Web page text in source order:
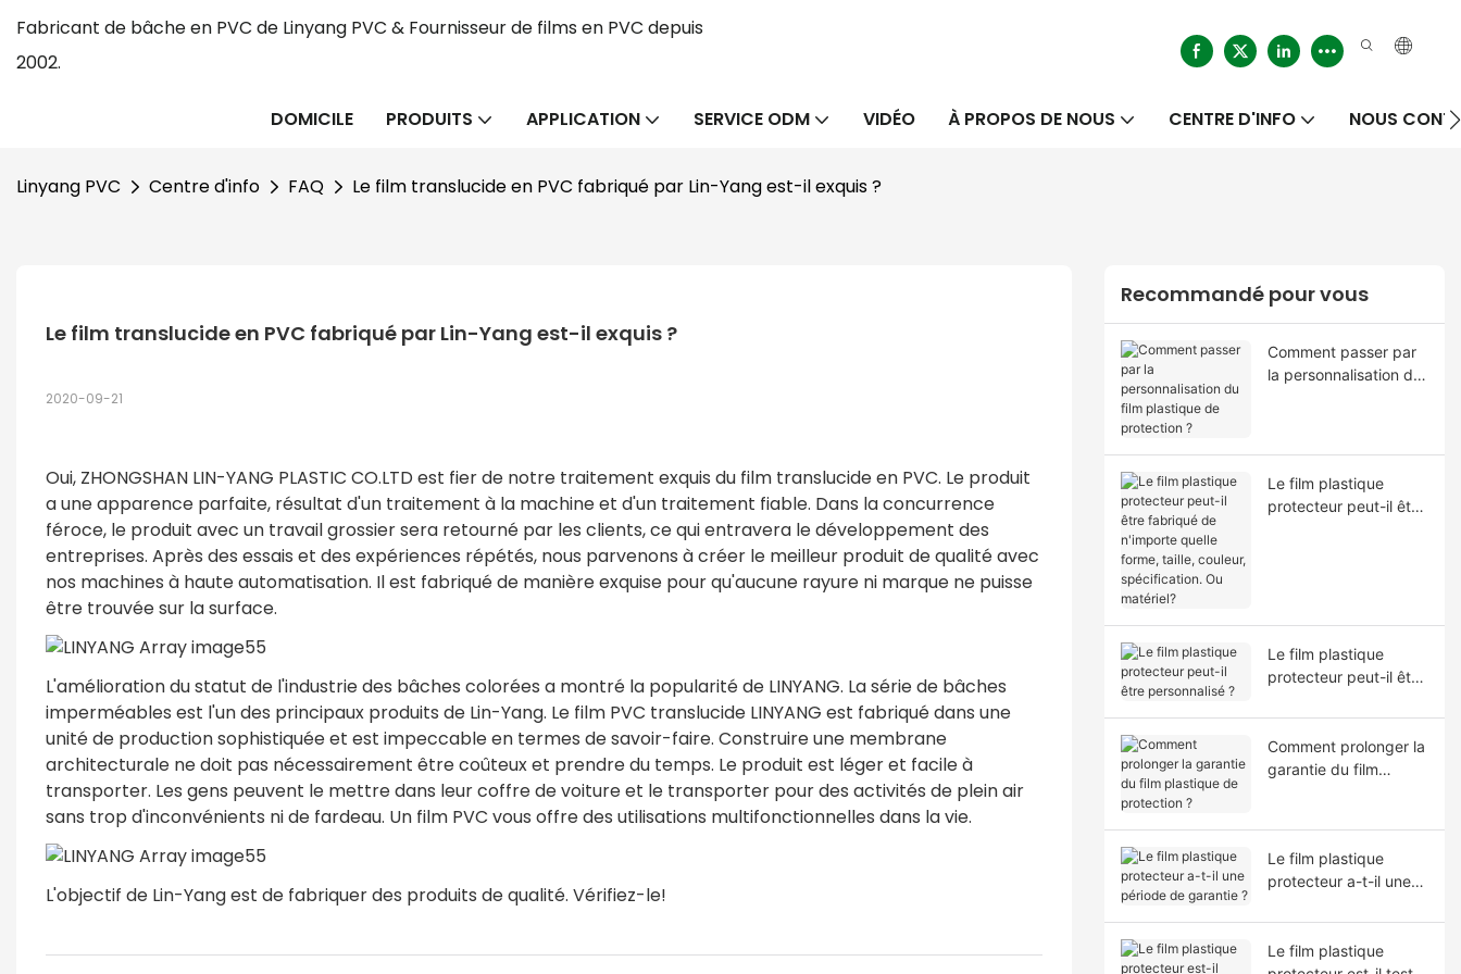
Fabricant de bâche en PVC de Linyang PVC & Fournisseur de films en PVC depuis
2002.
DOMICILE PRODUITS APPLICATION SERVICE ODM VIDÉO À PROPOS DE NOUS CENTRE D'INFO NOUS
Linyang PVC Centre d'info FAQ Le film translucide en PVC fabriqué par Lin-Yang est-il exquis ?
Le film translucide en PVC fabriqué par Lin-Yang est-il exquis ?
2020-09-21
Oui, ZHONGSHAN LIN-YANG PLASTIC CO.LTD est fier de notre traitement exquis du film translucide en PVC. Le produit
a une apparence parfaite, résultat d'un traitement à la machine et d'un traitement fiable. Dans la concurrence
féroce, le produit avec un travail grossier sera retourné par les clients, ce qui entravera le développement des
entreprises. Après des essais et des expériences répétés, nous parvenons à créer le meilleur produit de qualité avec
nos machines à haute automatisation. Il est fabriqué de manière exquise pour qu'aucune rayure ni marque ne puisse
être trouvée sur la surface.
L'amélioration du statut de l'industrie des bâches colorées a montré la popularité de LINYANG. La série de bâches
imperméables est l'un des principaux produits de Lin-Yang. Le film PVC translucide LINYANG est fabriqué dans une
unité de production sophistiquée et est impeccable en termes de savoir-faire. Construire une membrane
architecturale ne doit pas nécessairement être coûteux et prendre du temps. Le produit est léger et facile à
transporter. Les gens peuvent le mettre dans leur coffre de voiture et le transporter pour des activités de plein air
sans trop d'inconvénients ni de fardeau. Un film PVC vous offre des utilisations multifonctionnelles dans la vie.
L'objectif de Lin-Yang est de fabriquer des produits de qualité. Vérifiez-le!
Recommandé pour vous
Comment passer par
la personnalisation du
Le film plastique
protecteur peut-il être
Le film plastique
protecteur peut-il être
Comment prolonger la
garantie du film
Le film plastique
protecteur a-t-il une
Le film plastique